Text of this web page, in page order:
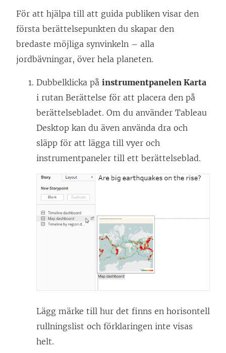
För att hjälpa till att guida publiken visar den
första berättelsepunkten du skapar den
bredaste möjliga synvinkeln – alla
jordbävningar, över hela planeten.
Dubbelklicka på instrumentpanelen Karta
i rutan Berättelse för att placera den på
berättelsebladet. Om du använder Tableau
Desktop kan du även använda dra och
släpp för att lägga till vyer och
instrumentpaneler till ett berättelseblad.
Lägg märke till hur det finns en horisontell
rullningslist och förklaringen inte visas
helt.